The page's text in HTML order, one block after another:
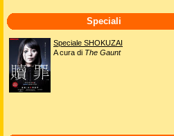
Speciali
Speciale SHOKUZAI
A cura di The Gaunt